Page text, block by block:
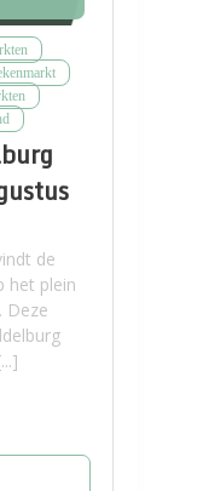
de
het plein
Deze